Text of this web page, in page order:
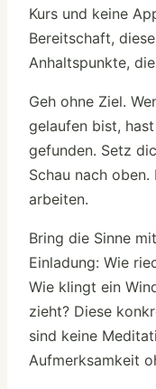
Kurs und keine
Bereitschaft,
Anhaltspunkte,
Geh ohne Ziel.
gelaufen bist,
gefunden. Setz
Schau nach
arbeiten.
Bring die Sinne
Einladung: Wie
Wie klingt ein
zieht? Diese
sind keine
Aufmerksamkeit